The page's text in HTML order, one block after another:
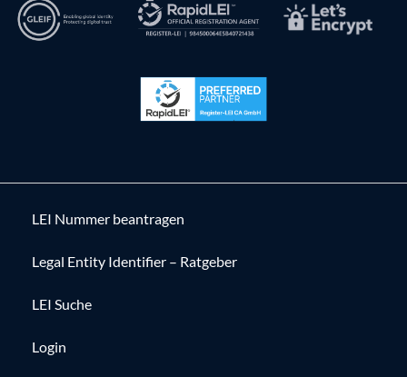
LEI Nummer beantragen
Legal Entity Identifier – Ratgeber
LEI Suche
Login